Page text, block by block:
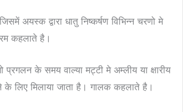
अयस्क द्वारा धातु निष्कर्षण विभिन्न चरणो मे
कहलाते है।
प्रगलन के समय वाल्या मट्टी मे अम्लीय या क्षारीय
के लिए मिलाया जाता है। गालक कहलाते है।